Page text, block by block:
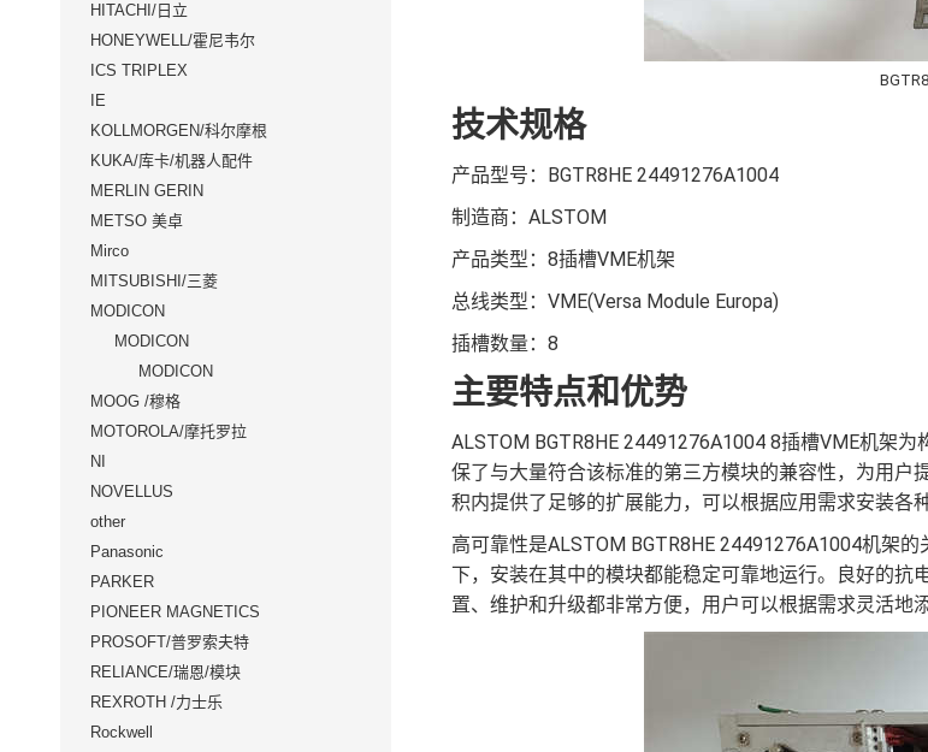
技术规格
产品型号：BGTR8HE 24491276A1004
制造商：ALSTOM
产品类型：8插槽VME机架
总线类型：VME(Versa Module Europa)
插槽数量：8
主要特点和优势
ALSTOM BGTR8HE 24491276A1004 8插槽VME机架
保了与大量符合该标准的第三方模块的兼容性，为用
积内提供了足够的扩展能力，可以根据应用需求安装各
高可靠性是ALSTOM BGTR8HE 24491276A1004机架
下，安装在其中的模块都能稳定可靠地运行。良好的
置、维护和升级都非常方便，用户可以根据需求灵活地
HITACHI/日立
HONEYWELL/霍尼韦尔
ICS TRIPLEX
IE
KOLLMORGEN/科尔摩根
KUKA/库卡/机器人配件
MERLIN GERIN
METSO 美卓
Mirco
MITSUBISHI/三菱
MODICON
MODICON
MODICON
MOOG /穆格
MOTOROLA/摩托罗拉
NI
NOVELLUS
other
Panasonic
PARKER
PIONEER MAGNETICS
PROSOFT/普罗索夫特
RELIANCE/瑞恩/模块
REXROTH /力士乐
Rockwell